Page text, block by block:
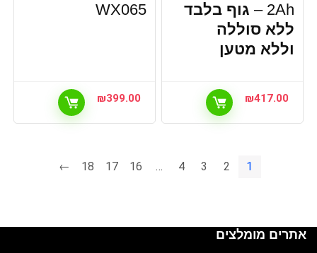
2Ah –
גוף בלבד
ללא סוללה
וללא מטען
₪417.00
WX065
₪399.00
1
2
3
4
…
16
17
18
←
אתרים מומלצים